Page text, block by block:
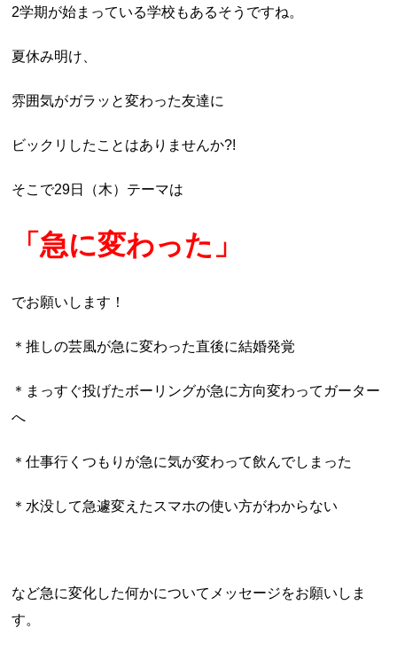
2学期が始まっている学校もあるそうですね。
夏休み明け、
雰囲気がガラッと変わった友達に
ビックリしたことはありませんか?!
そこで29日（木）テーマは
「急に変わった」
でお願いします！
＊推しの芸風が急に変わった直後に結婚発覚
＊まっすぐ投げたボーリングが急に方向変わってガーター
へ
＊仕事行くつもりが急に気が変わって飲んでしまった
＊水没して急遽変えたスマホの使い方がわからない
など急に変化した何かについて メッセージをお願いしま
す。